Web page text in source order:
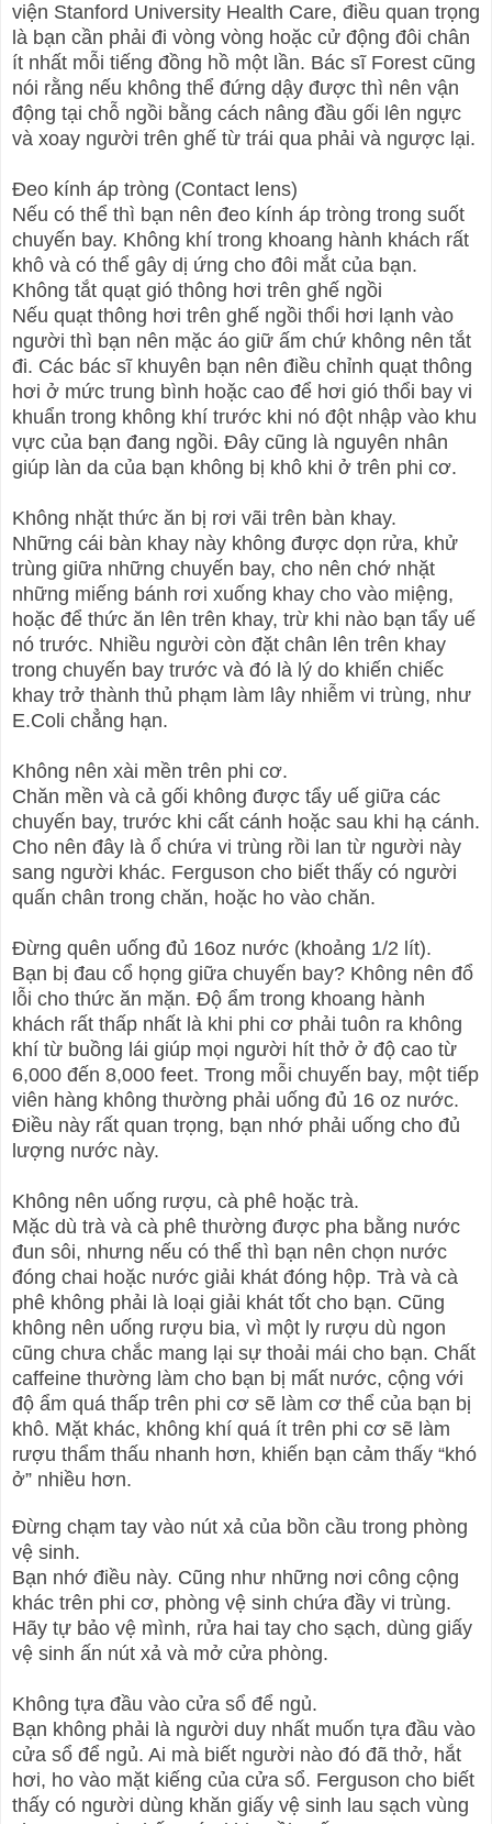
viện Stanford University Health Care, điều quan trọng
là bạn cần phải đi vòng vòng hoặc cử động đôi chân
ít nhất mỗi tiếng đồng hồ một lần. Bác sĩ Forest cũng
nói rằng nếu không thể đứng dậy được thì nên vận
động tại chỗ ngồi bằng cách nâng đầu gối lên ngực
và xoay người trên ghế từ trái qua phải và ngược lại.
Đeo kính áp tròng (Contact lens)
Nếu có thể thì bạn nên đeo kính áp tròng trong suốt
chuyến bay. Không khí trong khoang hành khách rất
khô và có thể gây dị ứng cho đôi mắt của bạn.
Không tắt quạt gió thông hơi trên ghế ngồi
Nếu quạt thông hơi trên ghế ngồi thổi hơi lạnh vào
người thì bạn nên mặc áo giữ ấm chứ không nên tắt
đi. Các bác sĩ khuyên bạn nên điều chỉnh quạt thông
hơi ở mức trung bình hoặc cao để hơi gió thổi bay vi
khuẩn trong không khí trước khi nó đột nhập vào khu
vực của bạn đang ngồi. Đây cũng là nguyên nhân
giúp làn da của bạn không bị khô khi ở trên phi cơ.
Không nhặt thức ăn bị rơi vãi trên bàn khay.
Những cái bàn khay này không được dọn rửa, khử
trùng giữa những chuyến bay, cho nên chớ nhặt
những miếng bánh rơi xuống khay cho vào miệng,
hoặc để thức ăn lên trên khay, trừ khi nào bạn tẩy uế
nó trước. Nhiều người còn đặt chân lên trên khay
trong chuyến bay trước và đó là lý do khiến chiếc
khay trở thành thủ phạm làm lây nhiễm vi trùng, như
E.Coli chẳng hạn.
Không nên xài mền trên phi cơ.
Chăn mền và cả gối không được tẩy uế giữa các
chuyến bay, trước khi cất cánh hoặc sau khi hạ cánh.
Cho nên đây là ổ chứa vi trùng rồi lan từ người này
sang người khác. Ferguson cho biết thấy có người
quấn chân trong chăn, hoặc ho vào chăn.
Đừng quên uống đủ 16oz nước (khoảng 1/2 lít).
Bạn bị đau cổ họng giữa chuyến bay? Không nên đổ
lỗi cho thức ăn mặn. Độ ẩm trong khoang hành
khách rất thấp nhất là khi phi cơ phải tuôn ra không
khí từ buồng lái giúp mọi người hít thở ở độ cao từ
6,000 đến 8,000 feet. Trong mỗi chuyến bay, một tiếp
viên hàng không thường phải uống đủ 16 oz nước.
Điều này rất quan trọng, bạn nhớ phải uống cho đủ
lượng nước này.
Không nên uống rượu, cà phê hoặc trà.
Mặc dù trà và cà phê thường được pha bằng nước
đun sôi, nhưng nếu có thể thì bạn nên chọn nước
đóng chai hoặc nước giải khát đóng hộp. Trà và cà
phê không phải là loại giải khát tốt cho bạn. Cũng
không nên uống rượu bia, vì một ly rượu dù ngon
cũng chưa chắc mang lại sự thoải mái cho bạn. Chất
caffeine thường làm cho bạn bị mất nước, cộng với
độ ẩm quá thấp trên phi cơ sẽ làm cơ thể của bạn bị
khô. Mặt khác, không khí quá ít trên phi cơ sẽ làm
rượu thẩm thấu nhanh hơn, khiến bạn cảm thấy “khó
ở” nhiều hơn.
Đừng chạm tay vào nút xả của bồn cầu trong phòng
vệ sinh.
Bạn nhớ điều này. Cũng như những nơi công cộng
khác trên phi cơ, phòng vệ sinh chứa đầy vi trùng.
Hãy tự bảo vệ mình, rửa hai tay cho sạch, dùng giấy
vệ sinh ấn nút xả và mở cửa phòng.
Không tựa đầu vào cửa sổ để ngủ.
Bạn không phải là người duy nhất muốn tựa đầu vào
cửa sổ để ngủ. Ai mà biết người nào đó đã thở, hắt
hơi, ho vào mặt kiếng của cửa sổ. Ferguson cho biết
thấy có người dùng khăn giấy vệ sinh lau sạch vùng